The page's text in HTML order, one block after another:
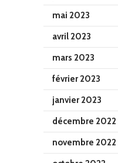
mai 2023
avril 2023
mars 2023
février 2023
janvier 2023
décembre 2022
novembre 2022